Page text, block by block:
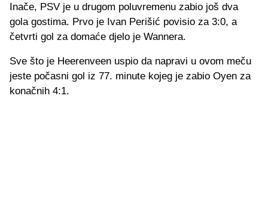
Inače, PSV je u drugom poluvremenu zabio još dva
gola gostima. Prvo je Ivan Perišić povisio za 3:0, a
četvrti gol za domaće djelo je Wannera.
Sve što je Heerenveen uspio da napravi u ovom meču
jeste počasni gol iz 77. minute kojeg je zabio Oyen za
konačnih 4:1.